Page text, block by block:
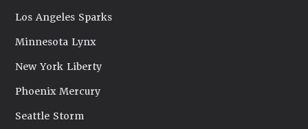
Los Angeles Sparks
Minnesota Lynx
New York Liberty
Phoenix Mercury
Seattle Storm